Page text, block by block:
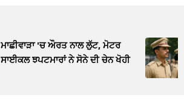
ਮਾਛੀਵਾੜਾ 'ਚ ਔਰਤ ਨਾਲ ਲੁੱਟ, ਮੋਟਰ
ਸਾਈਕਲ ਝਪਟਮਾਰਾਂ ਨੇ ਸੋਨੇ ਦੀ ਚੇਨ ਖੋਹੀ